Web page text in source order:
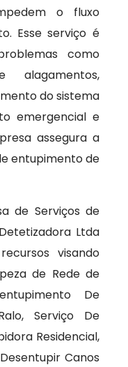
o fluxo
Esse serviço é
como
do sistema
emergencial e
assegura a
entupimento de
de Serviços de
Ltda
visando
de Rede de
De
Serviço De
Residencial,
Canos